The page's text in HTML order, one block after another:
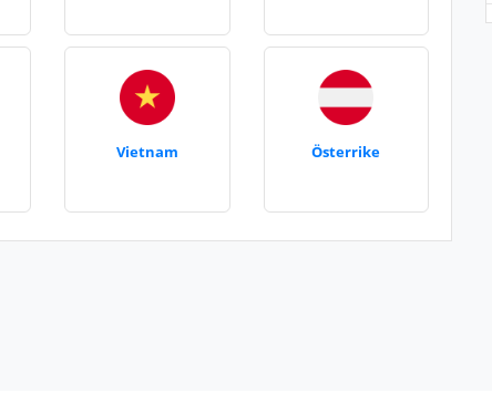
Vietnam Österrike